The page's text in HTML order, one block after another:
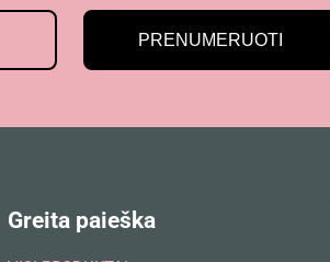
PRENUMERUOTI
Greita paieška